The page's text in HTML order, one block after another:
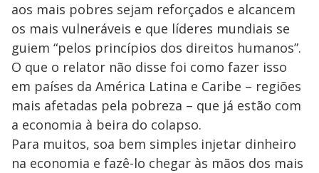
aos mais pobres sejam reforçados e alcancem
os mais vulneráveis e que líderes mundiais se
guiem “pelos princípios dos direitos humanos”.
O que o relator não disse foi como fazer isso
em países da América Latina e Caribe – regiões
mais afetadas pela pobreza – que já estão com
a economia à beira do colapso.
Para muitos, soa bem simples injetar dinheiro
na economia e fazê-lo chegar às mãos dos mais